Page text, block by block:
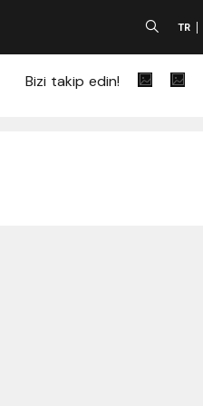
A TR
Bizi takip edin!